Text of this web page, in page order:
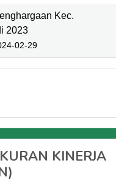
Kec.
2023
02-29
KINERJA